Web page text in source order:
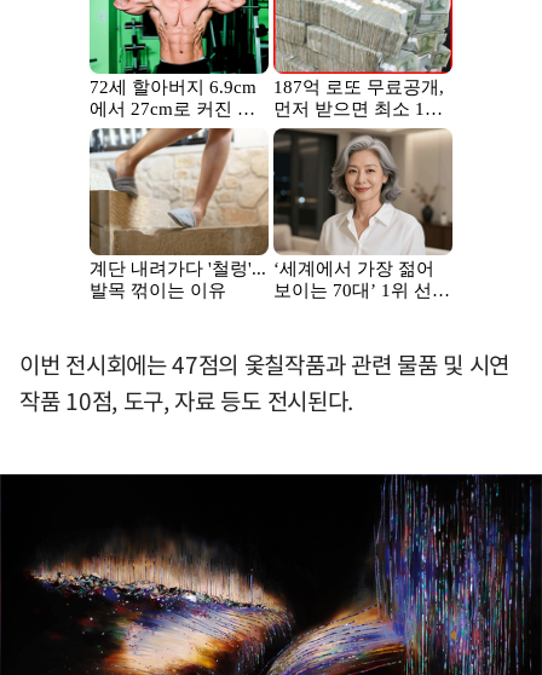
이번 전시회에는 47점의 옻칠작품과 관련 물품 및 시연
작품 10점, 도구, 자료 등도 전시된다.